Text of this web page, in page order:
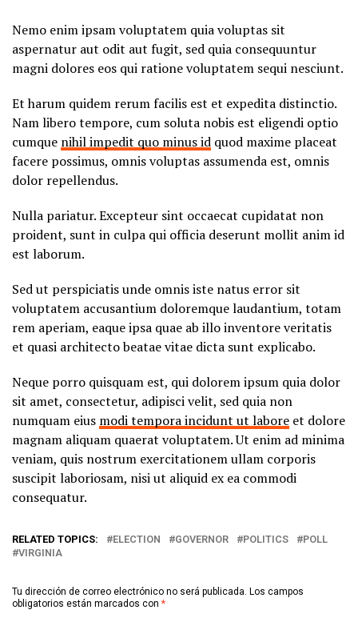
Nemo enim ipsam voluptatem quia voluptas sit
aspernatur aut odit aut fugit, sed quia consequuntur
magni dolores eos qui ratione voluptatem sequi nesciunt.
Et harum quidem rerum facilis est et expedita distinctio.
Nam libero tempore, cum soluta nobis est eligendi optio
cumque nihil impedit quo minus id quod maxime placeat
facere possimus, omnis voluptas assumenda est, omnis
dolor repellendus.
Nulla pariatur. Excepteur sint occaecat cupidatat non
proident, sunt in culpa qui officia deserunt mollit anim id
est laborum.
Sed ut perspiciatis unde omnis iste natus error sit
voluptatem accusantium doloremque laudantium, totam
rem aperiam, eaque ipsa quae ab illo inventore veritatis
et quasi architecto beatae vitae dicta sunt explicabo.
Neque porro quisquam est, qui dolorem ipsum quia dolor
sit amet, consectetur, adipisci velit, sed quia non
numquam eius modi tempora incidunt ut labore et dolore
magnam aliquam quaerat voluptatem. Ut enim ad minima
veniam, quis nostrum exercitationem ullam corporis
suscipit laboriosam, nisi ut aliquid ex ea commodi
consequatur.
RELATED TOPICS: ELECTION GOVERNOR POLITICS
POLL
VIRGINIA
Tu dirección de correo electrónico no será publicada. Los campos
obligatorios están marcados con *